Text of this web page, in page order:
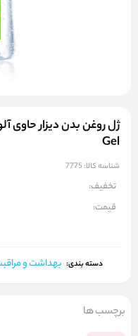
Gel
شناسه کالا: 7775
تخفیف:
قیمت:
دسته بندی: بهداشت و
برچسب ها